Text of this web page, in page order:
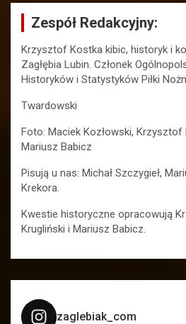
Zespół Redakcyjny:
Krzysztof Kostka kibic, historyk i
Zagłębia Lubin. Członek
Historyków i Statystyków Piłki
Twardowski
Foto: Maciek Kozłowski,
Mariusz Babicz
Pisują u nas: Michał Szczygieł,
Krekora.
Kwestie historyczne opracowują
Krugliński i Mariusz Babicz.
zaglebiak_com